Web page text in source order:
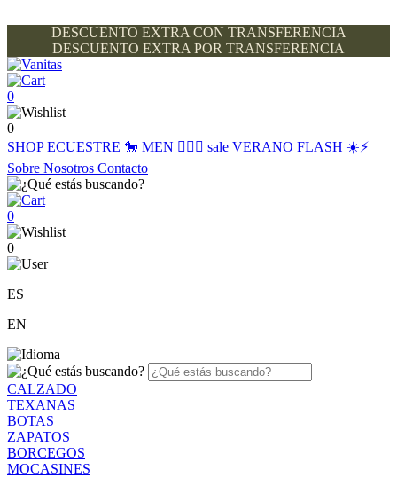
DESCUENTO EXTRA CON TRANSFERENCIA
DESCUENTO EXTRA POR TRANSFERENCIA
0
0
SHOPECUESTRE 🐎 MEN 🙋🏽‍♂️ sale VERANO FLASH ☀️⚡️
Sobre Nosotros Contacto
0
0
ES
EN
CALZADO
TEXANAS
BOTAS
ZAPATOS
BORCEGOS
MOCASINES